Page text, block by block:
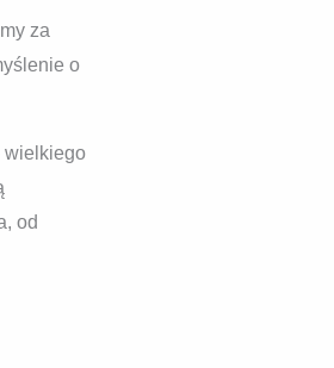
za
o
wielkiego
od